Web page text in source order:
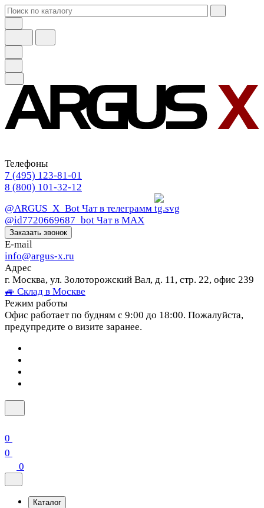
Телефоны
7 (495) 123-81-01
8 (800) 101-32-12
@ARGUS_X_Bot Чат в телеграмм
@id7720669687_bot Чат в МАХ
Заказать звонок
E-mail
info@argus-x.ru
Адрес
г. Москва, ул. Золоторожский Вал, д. 11, стр. 22, офис 239
🚙 Склад в Москве
Режим работы
Офис работает по будням с 9:00 до 18:00. Пожалуйста,
предупредите о визите заранее.
0
0
0
Каталог